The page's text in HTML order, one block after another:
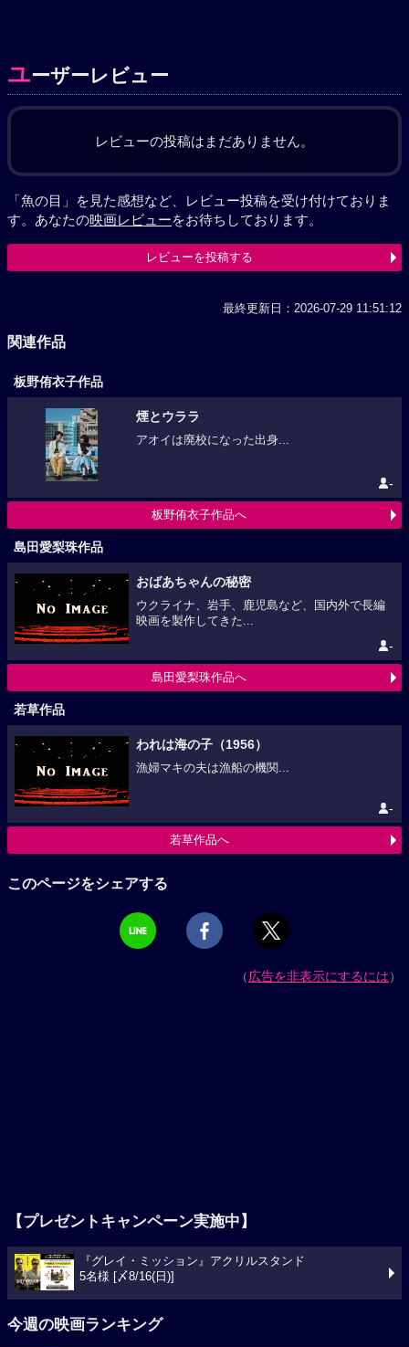
ユーザーレビュー
レビューの投稿はまだありません。
「魚の目」を見た感想など、レビュー投稿を受け付けておりま
す。あなたの映画レビューをお待ちしております。
レビューを投稿する
最終更新日：2026-07-29 11:51:12
関連作品
板野侑衣子作品
煙とウララ
アオイは廃校になった出身...
-
板野侑衣子作品へ
島田愛梨珠作品
おばあちゃんの秘密
ウクライナ、岩手、鹿児島など、国内外で長編
映画を製作してきた...
-
島田愛梨珠作品へ
若草作品
われは海の子（1956）
漁婦マキの夫は漁船の機関...
-
若草作品へ
このページをシェアする
（広告を非表示にするには）
【プレゼントキャンペーン実施中】
『グレイ・ミッション』アクリルスタンド
5名様 [〆8/16(日)]
今週の映画ランキング